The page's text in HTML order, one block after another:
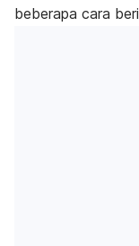
beberapa cara